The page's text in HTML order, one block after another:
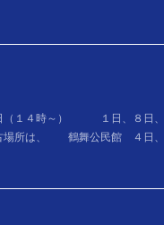
（１４時～） １日、８日
場所は、 鶴舞公民館 ４日